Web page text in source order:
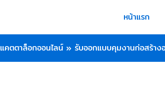
หน้าแรก
แคตตาล็อกออนไลน์ » รับออกแบบคุมงานก่อสร้าง